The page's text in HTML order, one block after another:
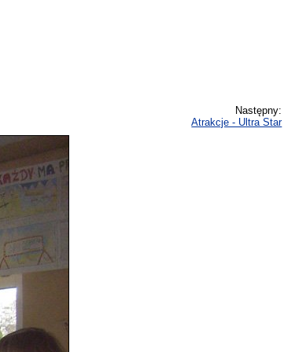
Następny:
Atrakcje - Ultra Star